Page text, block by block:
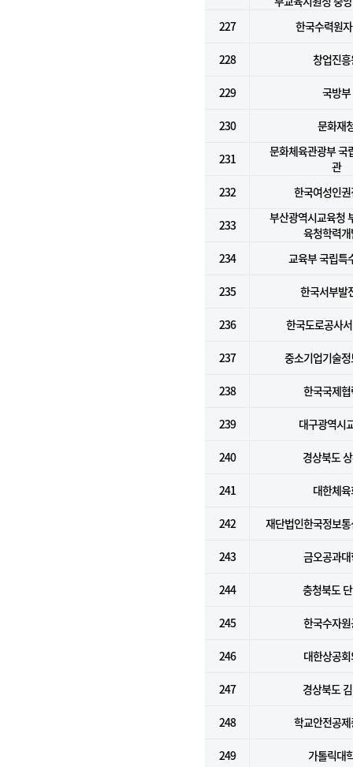
227
한국수력원
228 창업진
229 국방부
230 문화재
231
문화체육관광부 국
관
232
한국여성인
233
부산광역시교육청
육청학력
234
교육부 국립특
235 한국서부발
236 한국도로공사
237 중소기업기술
238 한국국제
239 대구광역시
240 경상북도
241 대한체
242 재단법인한국정보
243 금오공과
244 충청북도
245 한국수자
246 대한상공
247 경상북도
248 학교안전공
249 가톨릭대